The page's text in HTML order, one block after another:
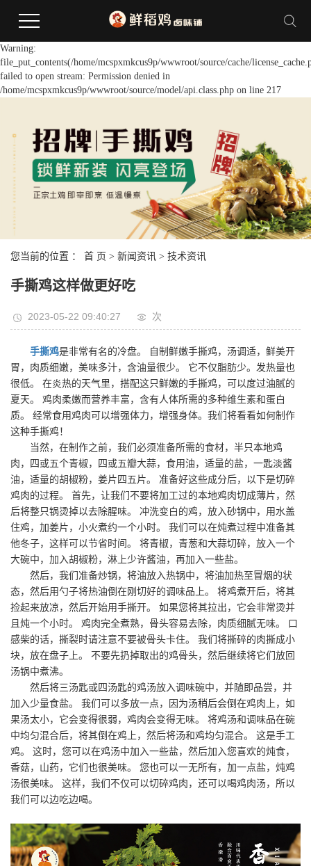
Warning:
file_put_contents(/home/mcspxmkcus9p/wwwroot/source/cache/
failed to open stream: Permission denied in
/home/mcspxmkcus9p/wwwroot/source/model/api.class.php on line 217
您当前的位置 ： 首 页 > 新闻资讯 > 技术资讯
手撕鸡这样做更好吃
2023-05-22 09:40:27 次
手撕鸡是非常有名的冷盘。 自制鲜嫩手撕鸡，汤调适，鲜美开
胃，肉质细嫩，美味多汁，含油量很少。 它不仅脂肪少。发热量也
很低。 在炎热的天气里，搭配这只鲜嫩的手撕鸡，可以度过油腻的
夏天。 鸡肉柔嫩而营养丰富，含有人体所需的多种维生素和蛋白
质。 经常食用鸡肉可以增强体力，增强身体。我们将看看如何制作
这种手撕鸡！
当然，在制作之前，我们必须准备所需的食材，半只本地鸡
肉，四或五个青椒，四或五瓣大蒜，食用油，适量的盐，一匙淡酱
油，适量的胡椒粉，姜片四五片。 准备好这些成分后，以下是切碎
鸡肉的过程。 首先，让我们不要将加工过的本地鸡肉切成薄片，然
后将整只锅烫掉以去除腥味。 冲洗变白的鸡，放入砂锅中，用水盖
住鸡，加姜片，小火煮约一个小时。 我们可以在炖煮过程中准备其
他冬子，这样可以节省时间。 将青椒，青葱和大蒜切碎，放入一个
大碗中，加入胡椒粉，淋上少许酱油，再加入一些盐。
然后，我们准备炒锅，将油放入热锅中，将油加热至冒烟的状
态，然后用勺子将热油倒在刚切好的调味品上。 将鸡煮开后，将其
捡起来放凉，然后开始用手撕开。 如果您将其拉出，它会非常烫并
且炖一个小时。 鸡肉完全煮熟，骨头容易去除，肉质细腻无味。 口
感柴的话，撕裂时请注意不要被骨头卡住。 我们将撕碎的肉撕成小
块，放在盘子上。 不要先扔掉取出的鸡骨头，然后继续将它们放回
汤锅中煮沸。
然后将三汤匙或四汤匙的鸡汤放入调味碗中，并随即品尝，并
加入少量食盐。 我们可以多放一点，因为汤稍后会倒在鸡肉上，如
果汤太小，它会变得很弱，鸡肉会变得无味。 将鸡汤和调味品在碗
中均匀混合后，将其倒在鸡上，然后将汤和鸡均匀混合。 这是手工
鸡。 这时，您可以在鸡汤中加入一些盐，然后加入您喜欢的炖食，
香菇，山药，它们也很美味。 您也可以一无所有，加一点盐，炖鸡
汤很美味。 这样，我们不仅可以切碎鸡肉，还可以喝鸡肉汤，所以
我们可以边吃边喝。